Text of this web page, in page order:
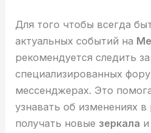
Для того чтобы всегда
актуальных событий на
рекомендуется следить
специализированных
мессенджерах. Это
узнавать об изменениях в
получать новые зеркала